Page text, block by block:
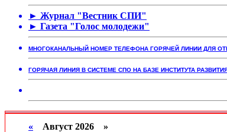
► Журнал "Вестник СПИ"
► Газета "Голос молодежи"
МНОГОКАНАЛЬНЫЙ НОМЕР ТЕЛЕФОНА ГОРЯЧЕЙ ЛИНИИ ДЛЯ
ГОРЯЧАЯ ЛИНИЯ В СИСТЕМЕ СПО НА БАЗЕ ИНСТИТУТА
« Август 2026 »